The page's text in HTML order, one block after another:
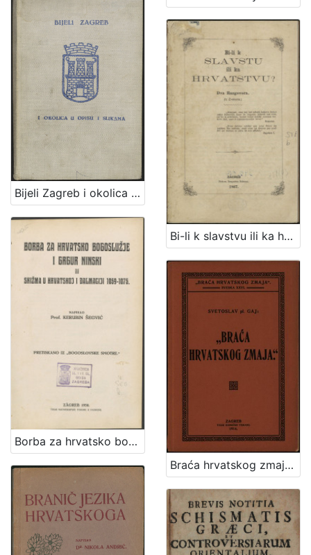
Bijeli Zagreb i okolica u opisu i slikama : sa malim rječnikom, praktičnim uputama, planom grada Zagreba i željezničkom kartom
Bi-li k slavstvu ili ka hrvatstvu? : dva razgovora
Borba za hrvatsko bogoslužje i Grgur Ninski ili Skižma u Hrvatskoj i Dalmaciji 1059-1075. / napisao Kerubin Šegvić
Braća hrvatskog zmaja : osvrt na društveni rad, čitan u glavnoj skupštini dne 26. travnja 1914 / Svetoslav pl. Gaj